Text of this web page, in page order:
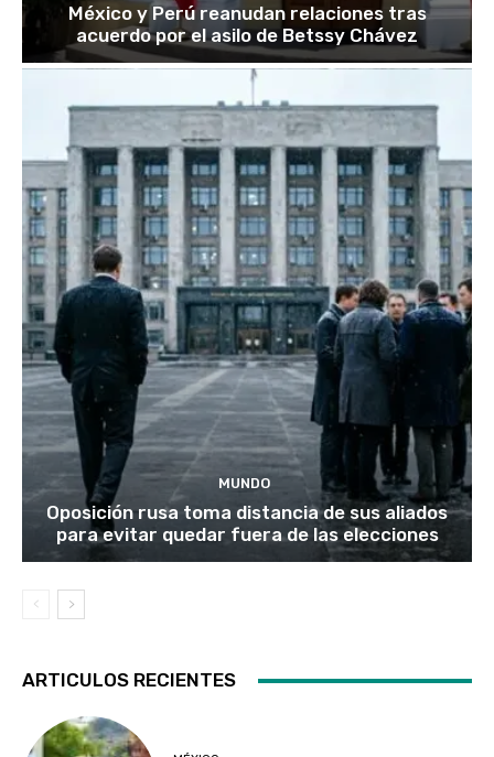
México y Perú reanudan relaciones tras
acuerdo por el asilo de Betssy Chávez
MUNDO
Oposición rusa toma distancia de sus aliados
para evitar quedar fuera de las elecciones
ARTICULOS RECIENTES